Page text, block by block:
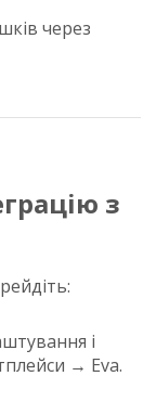
через
з
і
→ Eva.